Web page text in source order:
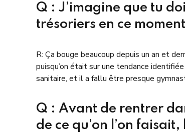
Q : J’imagine que tu
trésoriers en ce
R: Ça bouge beaucoup depuis un an et
puisqu’on était sur une tendance
sanitaire, et il a fallu être presque
Q : Avant de rentrer
de ce qu’on l’on